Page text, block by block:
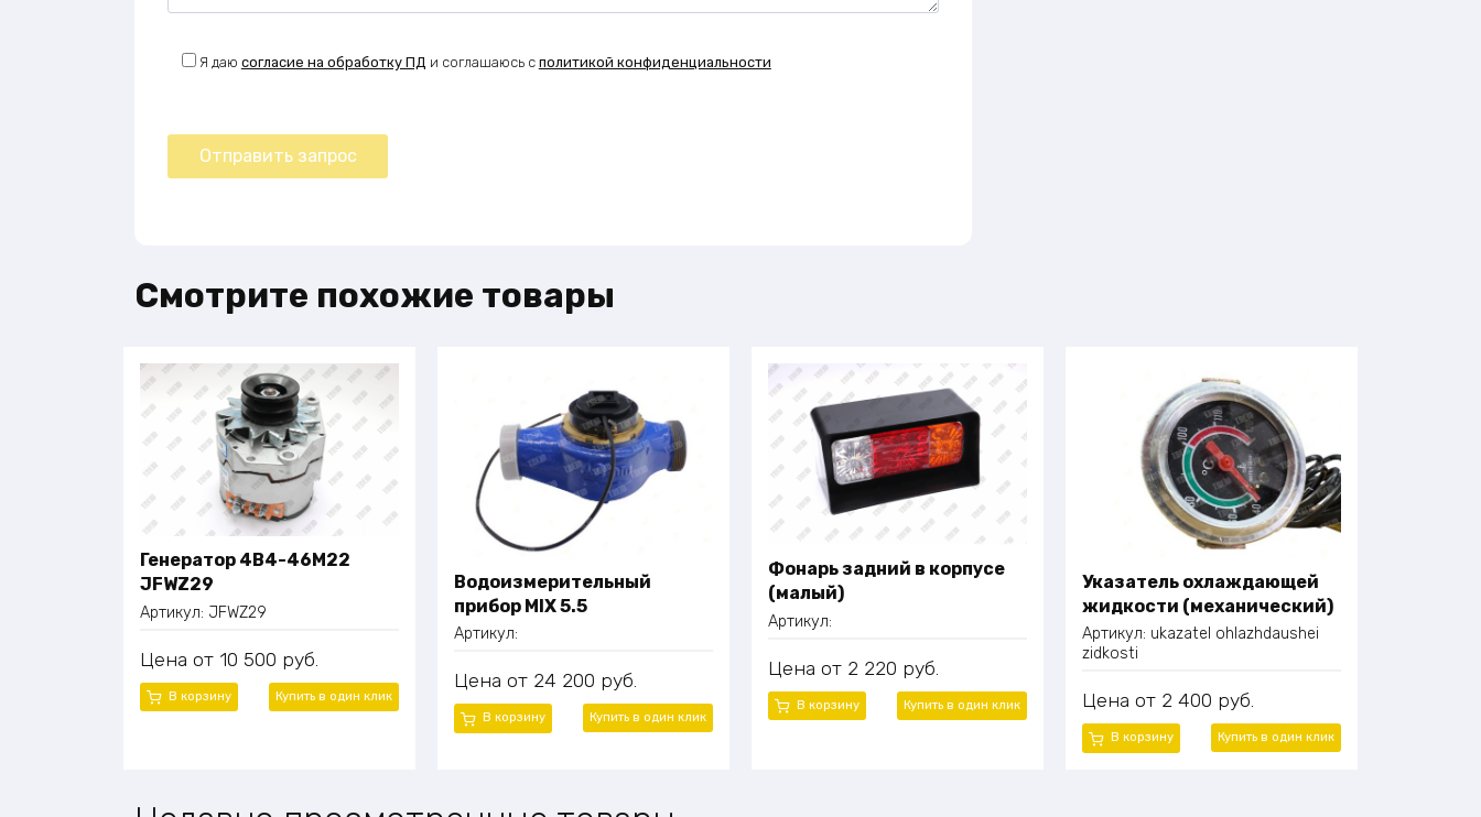
Я даю согласие на обработку ПД и соглашаюсь с политикой конфиденциальности
Смотрите похожие товары
Генератор 4B4-46M22
JFWZ29
Артикул: JFWZ29
Цена 10 500 руб.
В корзину Купить в один клик
Водоизмерительный
прибор MIX 5.5
Артикул:
Цена 24 200 руб.
В корзину Купить в один клик
Фонарь задний в корпусе
(малый)
Артикул:
Цена 2 220 руб.
В корзину Купить в один клик
Указатель охлаждающей
жидкости (механический)
Артикул: ukazatel ohlazhdaushei
zidkosti
Цена 2 400 руб.
В корзину Купить в один клик